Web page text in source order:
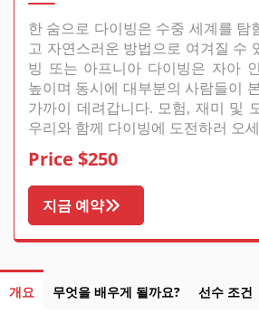
한 숨으로 다이빙은 수중 세계를 탐
고 자연스러운 방법으로 여겨질 수
빙 또는 아프니아 다이빙은 자아
높이며 동시에 대부분의 사람들이
가까이 데려갑니다. 모험, 재미 및
우리와 함께 다이빙에 도전하러 오
Price $250
지금 예약
개요 무엇을 배우게 될까요? 선수 조건